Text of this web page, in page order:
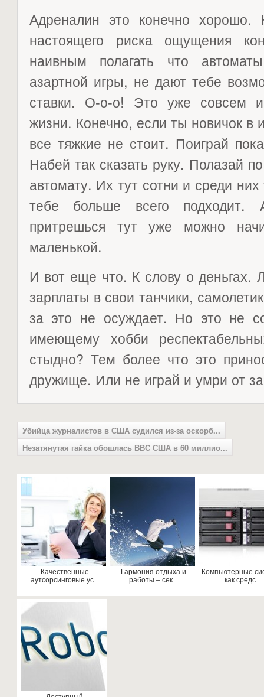
Адреналин это конечно хорошо.
настоящего риска ощущения
наивным полагать что
азартной игры, не дают тебе
ставки. О-о-о! Это уже совсем
жизни. Конечно, если ты новичок в
все тяжкие не стоит. Поиграй
Набей так сказать руку. Полазай
автомату. Их тут сотни и среди
тебе больше всего
притрешься тут уже можно
маленькой.
И вот еще что. К слову о деньгах.
зарплаты в свои танчики,
за это не осуждает. Но это не
имеющему хобби
стыдно? Тем более что это
дружище. Или не играй и умри от
Убийца журналистов в США судился из-за оскорб...
Незатянутая гайка обошлась ВВС США в 60 миллио...
Качественные
аутсорсинговые ус...
Гармония отдыха и
работы – сек...
Компьютерные
как средс...